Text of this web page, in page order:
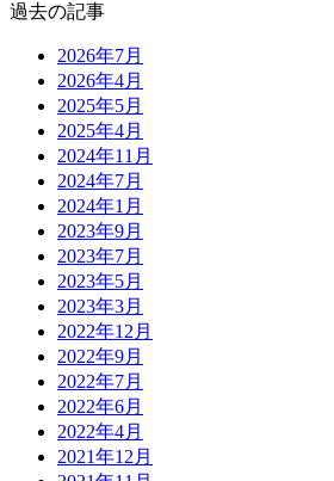
過去の記事
2026年7月
2026年4月
2025年5月
2025年4月
2024年11月
2024年7月
2024年1月
2023年9月
2023年7月
2023年5月
2023年3月
2022年12月
2022年9月
2022年7月
2022年6月
2022年4月
2021年12月